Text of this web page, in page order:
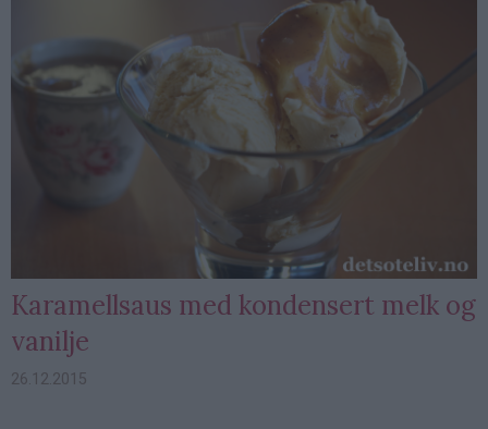
Karamellsaus med kondensert melk og
vanilje
26.12.2015